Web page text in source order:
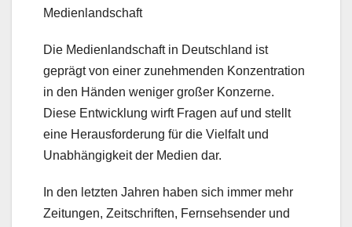
Medienlandschaft
Die Medienlandschaft in Deutschland ist
geprägt von einer zunehmenden Konzentration
in den Händen weniger großer Konzerne.
Diese Entwicklung wirft Fragen auf und stellt
eine Herausforderung für die Vielfalt und
Unabhängigkeit der Medien dar.
In den letzten Jahren haben sich immer mehr
Zeitungen, Zeitschriften, Fernsehsender und